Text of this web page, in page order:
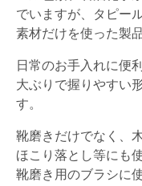
でいますが、タピー
素材だけを使った製
日常のお手入れに便
大ぶりで握りやすい
す。
靴磨きだけでなく、
ほこり落とし等にも
靴磨き用のブラシに